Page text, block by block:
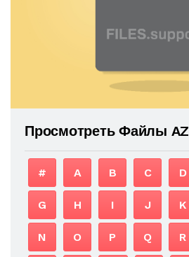
Просмотреть Файлы AZ
# A B C D
G H I J K
N O P Q R